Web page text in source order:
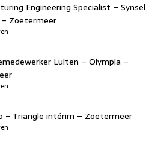
Engineering Specialist – Synsel
– Zoetermeer
Luiten – Olympia –
– Triangle intérim – Zoetermeer